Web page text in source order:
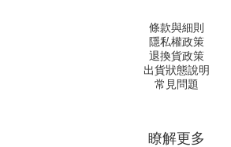
條款與細則
隱私權政策
退換貨政策
出貨狀態說明
常見問題
瞭解更多